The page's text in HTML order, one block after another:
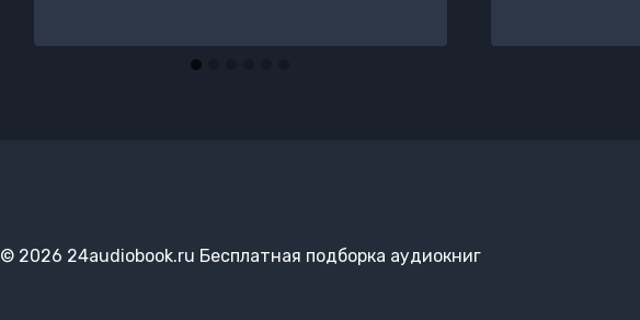
© 2026 24audiobook.ru Бесплатная подборка аудиокниг